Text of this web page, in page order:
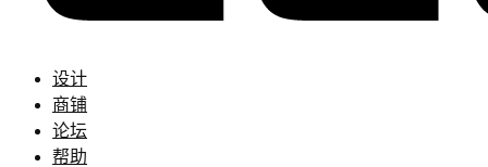
设计
商铺
论坛
帮助